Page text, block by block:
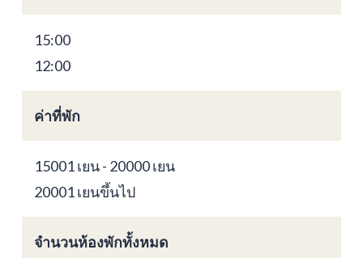
15:00
12:00
ค่าที่พัก
15001 เยน - 20000 เยน
20001 เยนขึ้นไป
จำนวนห้องพักทั้งหมด